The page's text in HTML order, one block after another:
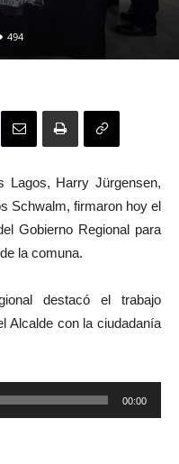
494
Lagos, Harry Jürgensen,
Schwalm, firmaron hoy el
Gobierno Regional para
la comuna.
destacó el trabajo
Alcalde con la ciudadanía
00:00